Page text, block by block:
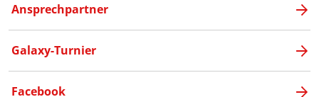
Ansprechpartner
Galaxy-Turnier
Facebook